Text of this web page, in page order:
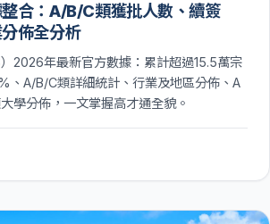
合：A/B/C類獲批人數、續簽
佈全分析
2026年最新官方數據：累計超過15.5萬宗
、A/B/C類詳細統計、行業及地區分佈、A
學分佈，一文掌握高才通全貌。